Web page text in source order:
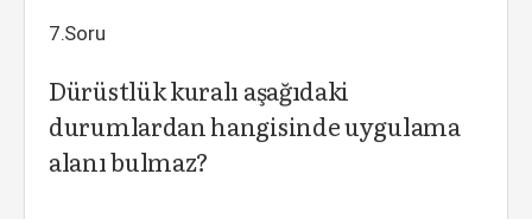
7.Soru
Dürüstlük kuralı aşağıdaki
durumlardan hangisinde uygulama
alanı bulmaz?